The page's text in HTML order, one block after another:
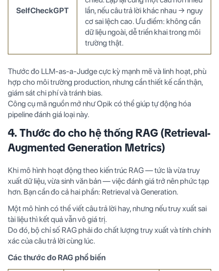
SelfCheckGPT
lần, nếu câu trả lời khác nhau → nguy
cơ sai lệch cao. Ưu điểm: không cần
dữ liệu ngoài, dễ triển khai trong môi
trường thật.
Thước đo LLM-as-a-Judge cực kỳ mạnh mẽ và linh hoạt, phù
hợp cho môi trường production, nhưng cần thiết kế cẩn thận,
giám sát chi phí và tránh bias.
Công cụ mã nguồn mở như Opik có thể giúp tự động hóa
pipeline đánh giá loại này.
4. Thước đo cho hệ thống RAG (Retrieval-
Augmented Generation Metrics)
Khi mô hình hoạt động theo kiến trúc RAG — tức là vừa truy
xuất dữ liệu, vừa sinh văn bản — việc đánh giá trở nên phức tạp
hơn. Bạn cần đo cả hai phần: Retrieval và Generation.
Một mô hình có thể viết câu trả lời hay, nhưng nếu truy xuất sai
tài liệu thì kết quả vẫn vô giá trị.
Do đó, bộ chỉ số RAG phải đo chất lượng truy xuất và tính chính
xác của câu trả lời cùng lúc.
Các thước đo RAG phổ biến